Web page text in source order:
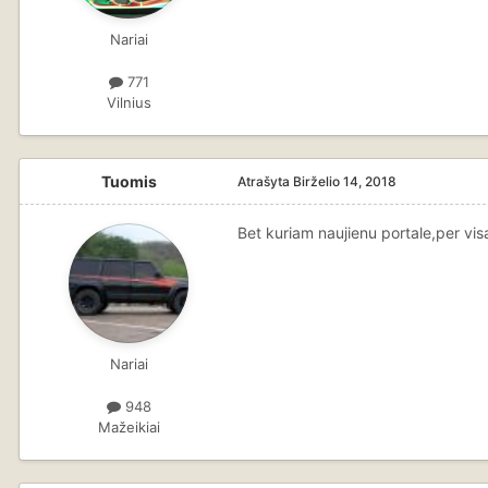
Nariai
771
Vilnius
Tuomis
Nariai
948
Mažeikiai
Atrašyta Birželio 14, 2018
Bet kuriam naujienu portale,per